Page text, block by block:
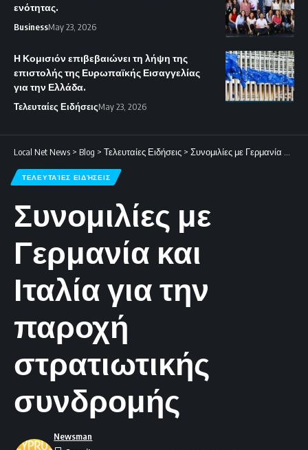
ενότητας.
BusinessMay 23, 2026
Η Κομισιόν επιβεβαιώνει τη λήψη της
επιστολής της Ευρωπαϊκής Εισαγγελίας
για την Ελλάδα.
Τελευταίες ΕιδήσειςMay 23, 2026
Local Net News > Blog > Τελευταίες Ειδήσεις > Συνομιλίες με Γερμανία και Ιταλία για την παροχή στρατιωτικής συνδρομής
ΤΕΛΕΥΤΑΊΕΣ ΕΙΔΉΣΕΙΣ
Συνομιλίες με
Γερμανία και
Ιταλία για την
παροχή
στρατιωτικής
συνδρομής
Newsman